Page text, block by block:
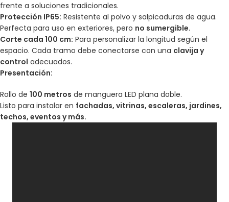
frente a soluciones tradicionales.
Protección IP65: Resistente al polvo y salpicaduras de agua.
Perfecta para uso en exteriores, pero no sumergible.
Corte cada 100 cm: Para personalizar la longitud según el
espacio. Cada tramo debe conectarse con una clavija y
control adecuados.
Presentación:
Rollo de 100 metros de manguera LED plana doble.
Listo para instalar en fachadas, vitrinas, escaleras, jardines,
techos, eventos y más.